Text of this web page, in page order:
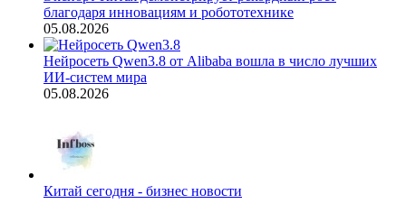
благодаря инновациям и робототехнике
05.08.2026
Нейросеть Qwen3.8 от Alibaba вошла в число лучших
ИИ-систем мира
05.08.2026
Китай сегодня - бизнес новости